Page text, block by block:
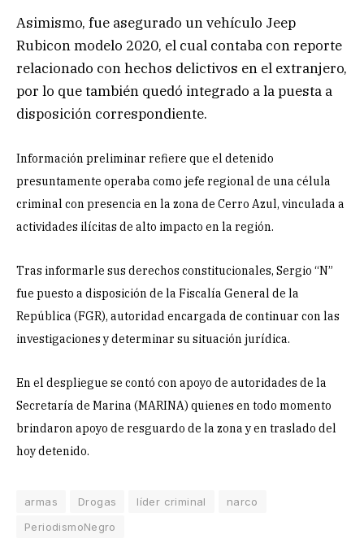
Asimismo, fue asegurado un vehículo Jeep
Rubicon modelo 2020, el cual contaba con reporte
relacionado con hechos delictivos en el extranjero,
por lo que también quedó integrado a la puesta a
disposición correspondiente.
Información preliminar refiere que el detenido
presuntamente operaba como jefe regional de una célula
criminal con presencia en la zona de Cerro Azul, vinculada a
actividades ilícitas de alto impacto en la región.
Tras informarle sus derechos constitucionales, Sergio “N”
fue puesto a disposición de la Fiscalía General de la
República (FGR), autoridad encargada de continuar con las
investigaciones y determinar su situación jurídica.
En el despliegue se contó con apoyo de autoridades de la
Secretaría de Marina (MARINA) quienes en todo momento
brindaron apoyo de resguardo de la zona y en traslado del
hoy detenido.
armas Drogas líder criminal
narco
PeriodismoNegro